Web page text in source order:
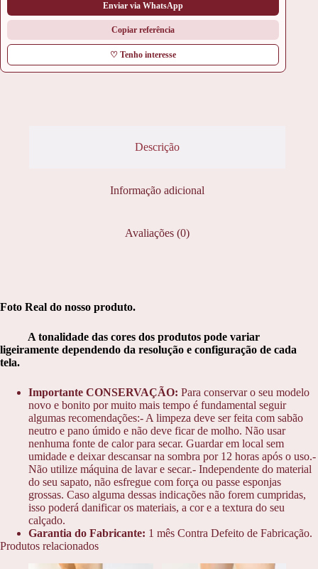
Enviar via WhatsApp
Copiar referência
♡ Tenho interesse
Descrição
Informação adicional
Avaliações (0)
Foto Real do nosso produto.
A tonalidade das cores dos produtos pode variar
ligeiramente dependendo da resolução e configuração de cada
tela.
Importante CONSERVAÇÃO: Para conservar o seu modelo
novo e bonito por muito mais tempo é fundamental seguir
algumas recomendações:- A limpeza deve ser feita com sabão
neutro e pano úmido e não deve ficar de molho. Não usar
nenhuma fonte de calor para secar. Guardar em local sem
umidade e deixar descansar na sombra por 12 horas após o uso.-
Não utilize máquina de lavar e secar.- Independente do material
do seu sapato, não esfregue com força ou passe esponjas
grossas. Caso alguma dessas indicações não forem cumpridas,
isso poderá danificar os materiais, a cor e a textura do seu
calçado.
Garantia do Fabricante: 1 mês Contra Defeito de Fabricação.
Produtos relacionados